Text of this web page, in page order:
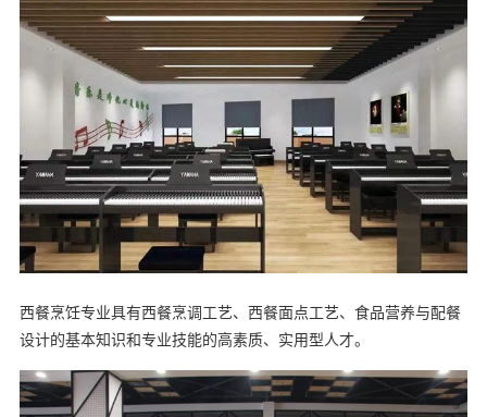
西餐烹饪专业具有西餐烹调工艺、西餐面点工艺、食品营养与配餐
设计的基本知识和专业技能的高素质、实用型人才。